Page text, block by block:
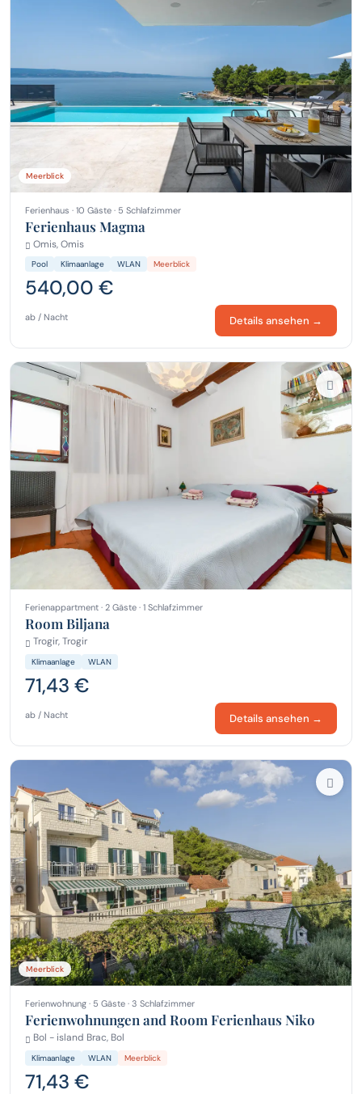
Meerblick
Ferienhaus · 10 Gäste · 5 Schlafzimmer
Ferienhaus Magma
Omis, Omis
Pool Klimaanlage WLAN Meerblick
540,00 €
ab / Nacht Details ansehen →
Ferienappartment · 2 Gäste · 1 Schlafzimmer
Room Biljana
Trogir, Trogir
Klimaanlage WLAN
71,43 €
ab / Nacht Details ansehen →
Meerblick
Ferienwohnung · 5 Gäste · 3 Schlafzimmer
Ferienwohnungen and Room Ferienhaus Niko
Bol - island Brac, Bol
Klimaanlage WLAN Meerblick
71,43 €